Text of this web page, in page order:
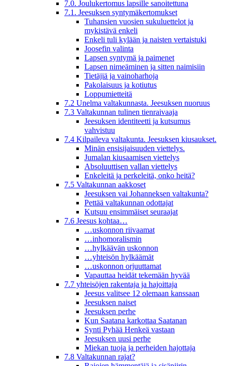
7.0. Joulukertomus lapsille sanoitettuna
7.1. Jeesuksen syntymäkertomukset
Tuhansien vuosien sukuluettelot ja
mykistävä enkeli
Enkeli tuli kylään ja naisten vertaistuki
Joosefin valinta
Lapsen syntymä ja paimenet
Lapsen nimeäminen ja sitten naimisiin
Tietäjiä ja vainoharhoja
Pakolaisuus ja kotiutus
Loppumietteitä
7.2 Unelma valtakunnasta. Jeesuksen nuoruus
7.3 Valtakunnan tulinen tienraivaaja
Jeesuksen identiteetti ja kutsumus
vahvistuu
7.4 Kilpaileva valtakunta. Jeesuksen kiusaukset.
Minän ensisijaisuuden viettelys.
Jumalan kiusaamisen viettelys
Absoluuttisen vallan viettelys
Enkeleitä ja perkeleitä, onko heitä?
7.5 Valtakunnan aakkoset
Jeesuksen vai Johanneksen valtakunta?
Pettää valtakunnan odottajat
Kutsuu ensimmäiset seuraajat
7.6 Jeesus kohtaa…
…uskonnon riivaamat
…inhomoralismin
…hylkäävän uskonnon
…yhteisön hylkäämät
…uskonnon orjuuttamat
Vapauttaa heidät tekemään hyvää
7.7 yhteisöjen rakentaja ja hajoittaja
Jeesus valitsee 12 olemaan kanssaan
Jeesuksen naiset
Jeesuksen perhe
Kun Saatana karkottaa Saatanan
Synti Pyhää Henkeä vastaan
Jeesuksen uusi perhe
Miekan tuoja ja perheiden hajottaja
7.8 Valtakunnan rajat?